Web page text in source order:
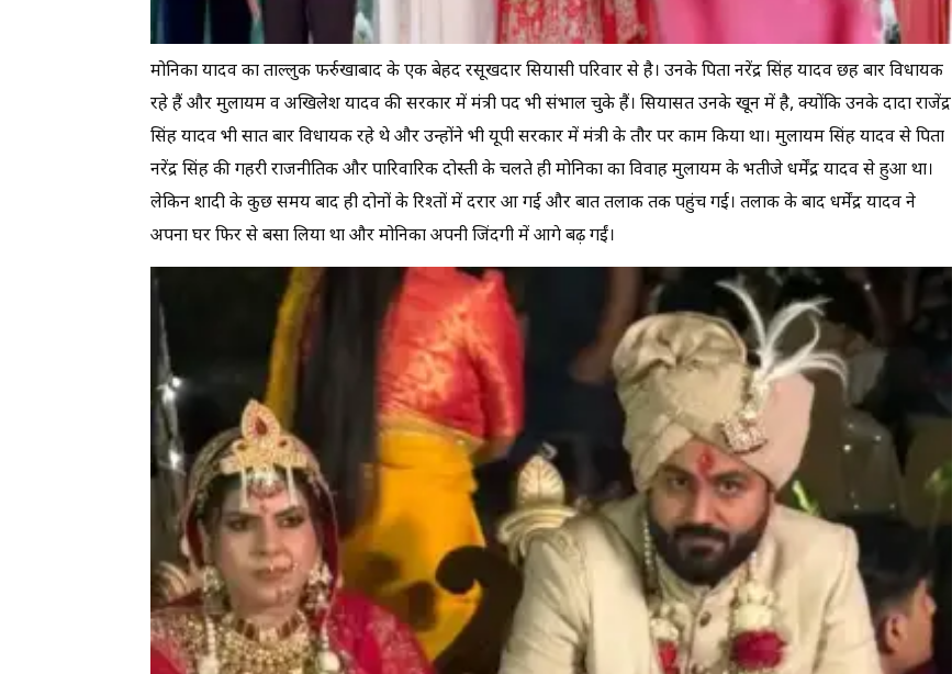
मोनिका यादव का ताल्लुक फर्रुखाबाद के एक बेहद रसूखदार सियासी परिवार से है। उनके पिता नरेंद्र सिंह यादव छह बार विधायक
रहे हैं और मुलायम व अखिलेश यादव की सरकार में मंत्री पद भी संभाल चुके हैं। सियासत उनके खून में है, क्योंकि उनके दादा राजेंद्र
सिंह यादव भी सात बार विधायक रहे थे और उन्होंने भी यूपी सरकार में मंत्री के तौर पर काम किया था। मुलायम सिंह यादव से पिता
नरेंद्र सिंह की गहरी राजनीतिक और पारिवारिक दोस्ती के चलते ही मोनिका का विवाह मुलायम के भतीजे धर्मेंद्र यादव से हुआ था।
लेकिन शादी के कुछ समय बाद ही दोनों के रिश्तों में दरार आ गई और बात तलाक तक पहुंच गई। तलाक के बाद धर्मेंद्र यादव ने
अपना घर फिर से बसा लिया था और मोनिका अपनी जिंदगी में आगे बढ़ गईं।